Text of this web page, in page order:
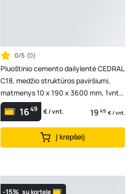
0/5 (0)
Pluoštinio cemento dailylentė CEDRAL
C18, medžio struktūros paviršiumi,
matmenys 10 x 190 x 3600 mm, 1vnt.
- 0,684 m², n...
1649 € / vnt. 19 49 € / vnt.
Į krepšelį
-15% su kortele